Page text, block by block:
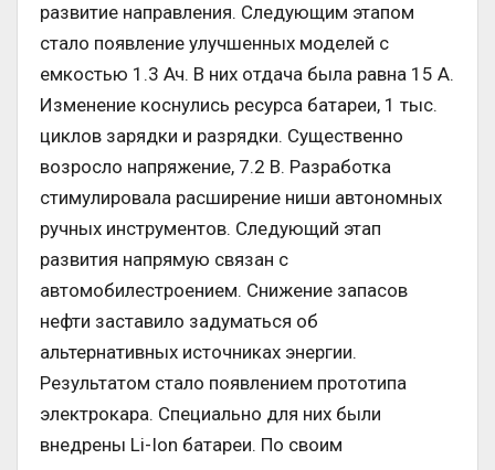
развитие направления. Следующим этапом
стало появление улучшенных моделей с
емкостью 1.3 Ач. В них отдача была равна 15 А.
Изменение коснулись ресурса батареи, 1 тыс.
циклов зарядки и разрядки. Существенно
возросло напряжение, 7.2 В. Разработка
стимулировала расширение ниши автономных
ручных инструментов. Следующий этап
развития напрямую связан с
автомобилестроением. Снижение запасов
нефти заставило задуматься об
альтернативных источниках энергии.
Результатом стало появлением прототипа
электрокара. Специально для них были
внедрены Li-Ion батареи. По своим